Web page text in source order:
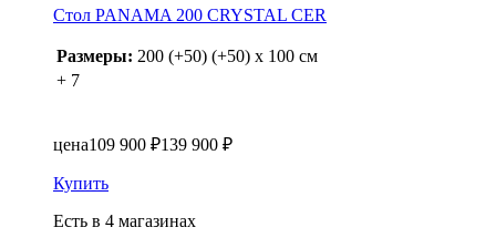
Стол PANAMA 200 CRYSTAL CER
Размеры: 200 (+50) (+50) x 100 см
+ 7
цена109 900 ₽139 900 ₽
Купить
Есть в 4 магазинах